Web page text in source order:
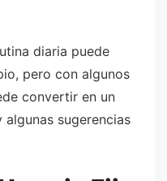
diaria puede
pero con algunos
convertir en un
sugerencias